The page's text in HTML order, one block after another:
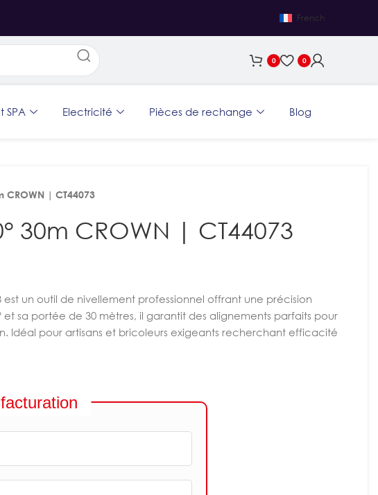
French
0 0
SPA Electricité Pièces de rechange Blog
CROWN | CT44073
30m CROWN | CT44073
est un outil de nivellement professionnel offrant une précision
sa portée de 30 mètres, il garantit des alignements parfaits pour
Idéal pour artisans et bricoleurs exigeants recherchant efficacité